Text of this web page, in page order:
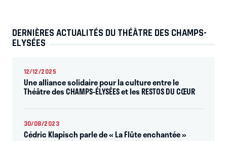
DERNIÈRES ACTUALITÉS DU THÉÂTRE DES CHAMPS-
ELYSÉES
12/12/2025
Une alliance solidaire pour la culture entre le
Théâtre des CHAMPS-ÉLYSÉES et les RESTOS DU CŒUR
30/08/2023
Cédric Klapisch parle de « La Flûte enchantée »